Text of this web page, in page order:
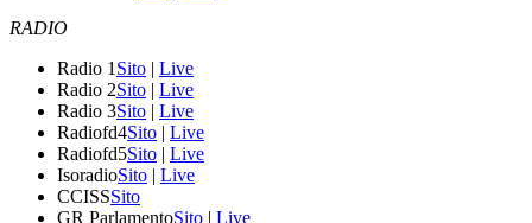
RADIO
Radio 1 Sito | Live
Radio 2Sito | Live
Radio 3Sito | Live
Radiofd4Sito | Live
Radiofd5Sito | Live
IsoradioSito | Live
CCISSSito
GR ParlamentoSito | Live